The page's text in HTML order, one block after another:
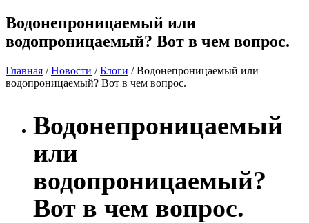
Водонепроницаемый или
водопроницаемый? Вот в чем вопрос.
Главная /Новости /Блоги / Водонепроницаемый или
водопроницаемый? Вот в чем вопрос.
Водонепроницаемый
или
водопроницаемый?
Вот в чем вопрос.